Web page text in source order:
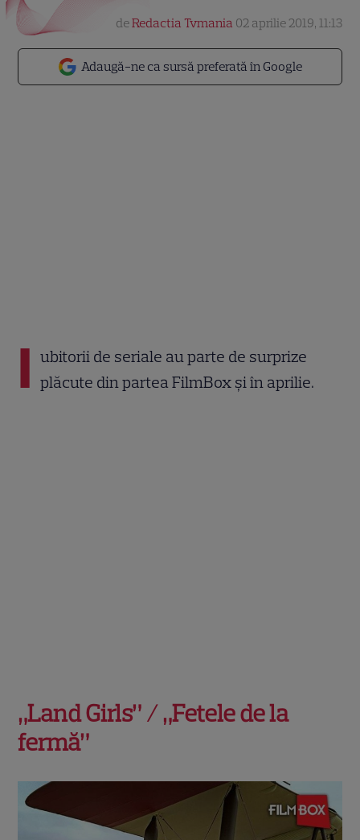
Adaugă-ne ca sursă preferată în Google
deRedactia Tvmania 02 aprilie 2019, 11:13
I ubitorii de seriale au parte de surprize
plăcute din partea FilmBox și în aprilie.
„Land Girls” / „Fetele de la
fermă”